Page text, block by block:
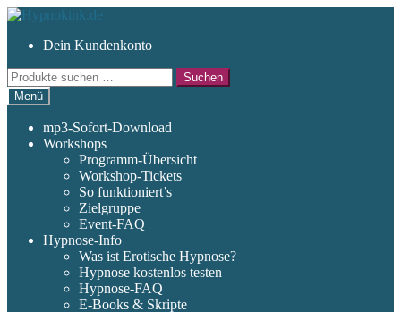
Zur
springen
Zum
springenDein Kundenkonto
Suchen
nach:
Suchen
Menü
mp3-Sofort-Download
Workshops
Programm-Übersicht
Workshop-Tickets
So funktioniert’s
Zielgruppe
Event-FAQ
Hypnose-Info
Was ist Erotische Hypnose?
Hypnose kostenlos testen
Hypnose-FAQ
E-Books & Skripte